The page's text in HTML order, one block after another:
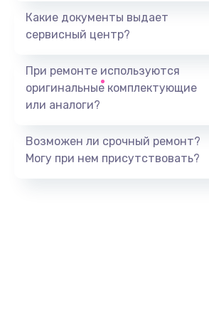
Какие документы выдает
сервисный центр?
При ремонте используются
оригинальные комплектующие
или аналоги?
Возможен ли срочный ремонт?
Могу при нем присутствовать?